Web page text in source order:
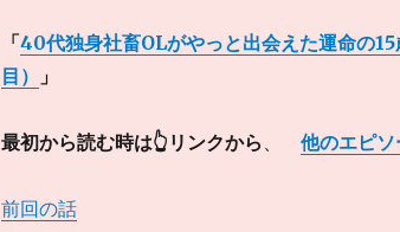
「40代独身社畜OLがやっと出会えた運命の
目）
」
最初から読む時は👆リンクから 、 他のエピ
前回の話